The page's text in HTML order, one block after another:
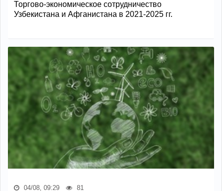
Торгово-экономическое сотрудничество
Узбекистана и Афганистана в 2021-2025 гг.
04/08, 09:29 81